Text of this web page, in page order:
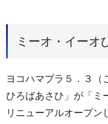
ミーオ・イーオ
ヨコハマプラ５．３（
ひろばあさひ」が「ミ
リニューアルオープン